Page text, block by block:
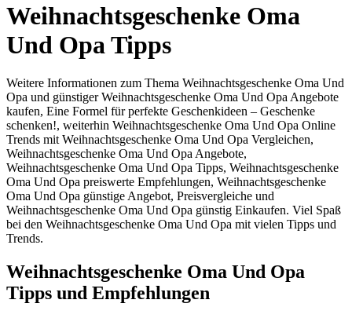
Weihnachtsgeschenke Oma
Und Opa Tipps
Weitere Informationen zum Thema Weihnachtsgeschenke Oma Und
Opa und günstiger Weihnachtsgeschenke Oma Und Opa Angebote
kaufen, Eine Formel für perfekte Geschenkideen – Geschenke
schenken!, weiterhin Weihnachtsgeschenke Oma Und Opa Online
Trends mit Weihnachtsgeschenke Oma Und Opa Vergleichen,
Weihnachtsgeschenke Oma Und Opa Angebote,
Weihnachtsgeschenke Oma Und Opa Tipps, Weihnachtsgeschenke
Oma Und Opa preiswerte Empfehlungen, Weihnachtsgeschenke
Oma Und Opa günstige Angebot, Preisvergleiche und
Weihnachtsgeschenke Oma Und Opa günstig Einkaufen. Viel Spaß
bei den Weihnachtsgeschenke Oma Und Opa mit vielen Tipps und
Trends.
Weihnachtsgeschenke Oma Und Opa
Tipps und Empfehlungen